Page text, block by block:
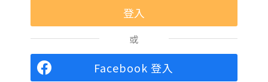
或
Facebook 登入